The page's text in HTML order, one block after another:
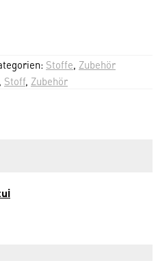
Stoffe, Zubehör
, Stoff, Zubehör